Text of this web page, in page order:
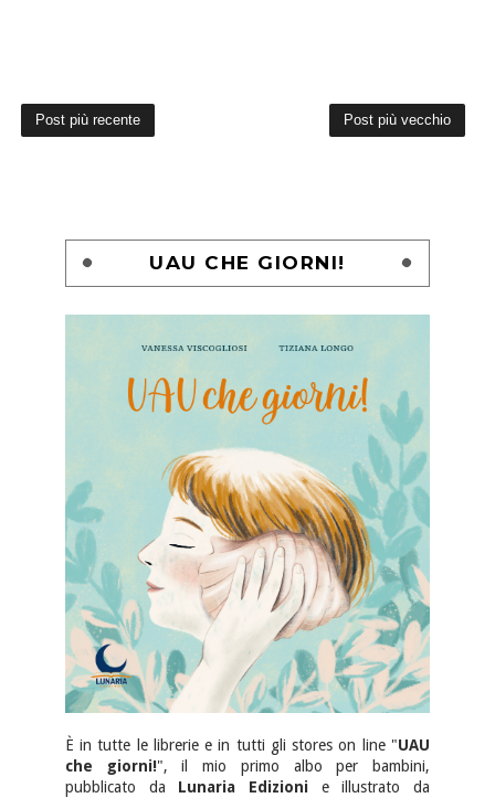
Post più recente Post più vecchio
UAU CHE GIORNI!
È in tutte le librerie e in tutti gli stores on line "UAU
che giorni!", il mio primo albo per bambini,
pubblicato da Lunaria Edizioni e illustrato da